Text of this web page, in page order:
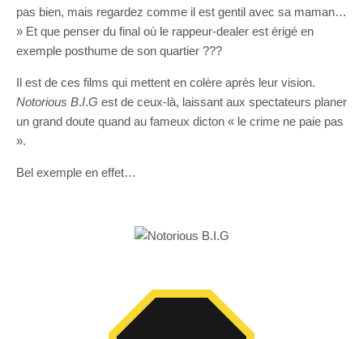
pas bien, mais regardez comme il est gentil avec sa maman…
» Et que penser du final où le rappeur-dealer est érigé en
exemple posthume de son quartier ???
Il est de ces films qui mettent en colère après leur vision.
Notorious B.I.G est de ceux-là, laissant aux spectateurs planer
un grand doute quand au fameux dicton « le crime ne paie pas
».
Bel exemple en effet…